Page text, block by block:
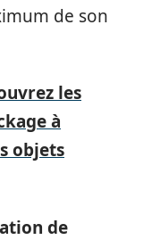
de son
les
à
objets
de